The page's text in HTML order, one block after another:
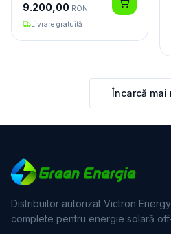
9.200,00 RON
Livrare gratuită
Încarcă mai
Distribuitor autorizat Victron
complete pentru energie solară